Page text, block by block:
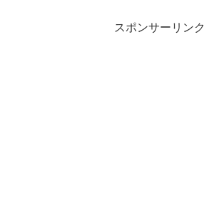
スポンサーリンク